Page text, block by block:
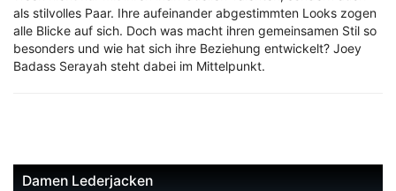
als stilvolles Paar. Ihre aufeinander abgestimmten Looks zogen
alle Blicke auf sich. Doch was macht ihren gemeinsamen Stil so
besonders und wie hat sich ihre Beziehung entwickelt? Joey
Badass Serayah steht dabei im Mittelpunkt.
Damen Lederjacken